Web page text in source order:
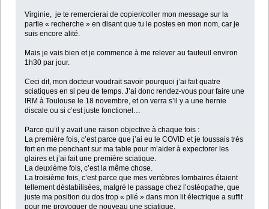
Virginie, je te remercierai de copier/coller mon message sur la
partie « recherche » en disant que tu le postes en mon nom, car je
suis encore alité.
Mais je vais bien et je commence à me relever au fauteuil environ
1h30 par jour.
Ceci dit, mon docteur voudrait savoir pourquoi j’ai fait quatre
sciatiques en si peu de temps. J’ai donc rendez-vous pour faire une
IRM à Toulouse le 18 novembre, et on verra s’il y a une hernie
discale ou si c’est juste fonctionel…
Parce qu’il y avait une raison objective à chaque fois :
La première fois, c’est parce que j’ai eu le COVID et je toussais très
fort en me penchant sur ma table pour m’aider à expectorer les
glaires et j’ai fait une première sciatique.
La deuxième fois, c’est la même chose.
La troisième fois, c’est parce que mes vertèbres lombaires étaient
tellement déstabilisées, malgré le passage chez l’ostéopathe, que
juste ma position du dos trop « plié » dans mon lit électrique a suffit
pour me provoquer de nouveau une sciatique.